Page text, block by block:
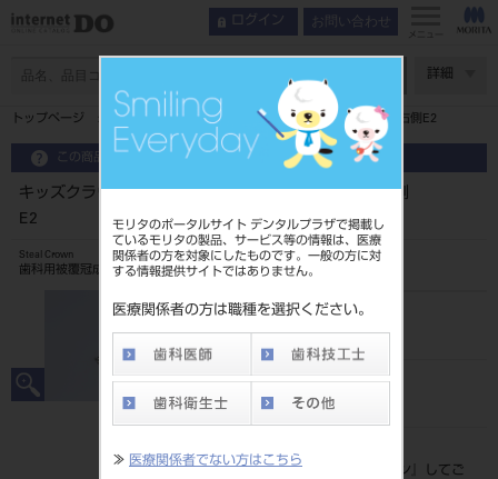
モリタのポータルサイト デンタルプラザで掲載し
ているモリタの製品、サービス等の情報は、医療
関係者の方を対象にしたものです。一般の方に対
する情報提供サイトではありません。
医療関係者の方は職種を選択ください。
≫ 医療関係者でない方はこちら
ログイン お問い合わせ
メニュー
詳細
トップページ キッズクラウン 乳歯冠 10入第二乳臼歯用 下顎右側E2
この商品に関するお問い合わせ
キッズクラウン 乳歯冠 10入第二乳臼歯用 下顎右側
E2
Steal Crown
歯科用被覆冠成形品
品目コード
206240004E2
JAN/EANコード
4560266526462
標準価格
価格の確認は『
ログイン
』してご